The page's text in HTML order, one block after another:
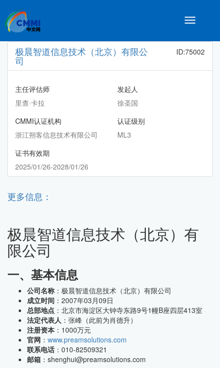
Toggle
极晨智道信息技术（北京）有限公
司
ID:75002
主任评估师
里查·卡拉
发起人
徐圣国
CMMI认证机构
浙江朔客信息技术有限公司
认证级别
ML3
证书有效期
2025/01/26-2028/01/26
更多信息：
极晨智道信息技术（北京）有
限公司
一、基本信息
公司名称 ：极晨智道信息技术（北京）有限公司
成立时间 ：2007年03月09日
总部地点 ：北京市海淀区大钟寺东路9号1幢B座四层413室
法定代表人 ：张峰（此前为肖德升）
注册资本 ：1000万元
官网 ： www.preamsolutions.com
联系电话 ：010-82509321
邮箱 ：shenghui@preamsolutions.com